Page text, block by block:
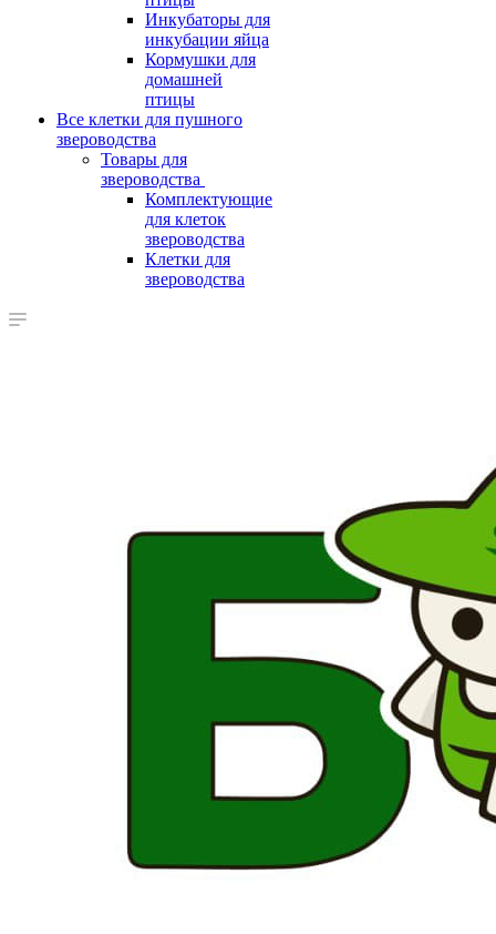
Инкубаторы для
инкубации яйца
Кормушки для
домашней
птицы
Все клетки для пушного
звероводства
Товары для
звероводства
Комплектующие
для клеток
звероводства
Клетки для
звероводства